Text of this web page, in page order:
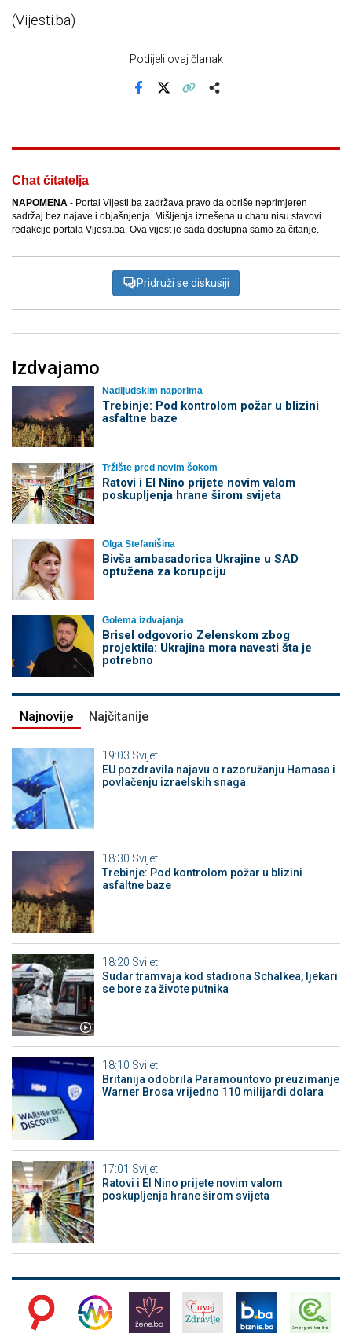
(Vijesti.ba)
Podijeli ovaj članak
Chat čitatelja
NAPOMENA - Portal Vijesti.ba zadržava pravo da obriše neprimjeren
sadržaj bez najave i objašnjenja. Mišljenja iznešena u chatu nisu stavovi
redakcije portala Vijesti.ba. Ova vijest je sada dostupna samo za čitanje.
Pridruži se diskusiji
Izdvajamo
Nadljudskim naporima
Trebinje: Pod kontrolom požar u blizini
asfaltne baze
Tržište pred novim šokom
Ratovi i El Nino prijete novim valom
poskupljenja hrane širom svijeta
Olga Stefanišina
Bivša ambasadorica Ukrajine u SAD
optužena za korupciju
Golema izdvajanja
Brisel odgovorio Zelenskom zbog
projektila: Ukrajina mora navesti šta je
potrebno
Najnovije Najčitanije
19:03 Svijet
EU pozdravila najavu o razoružanju Hamasa i
povlačenju izraelskih snaga
18:30 Svijet
Trebinje: Pod kontrolom požar u blizini
asfaltne baze
18:20 Svijet
Sudar tramvaja kod stadiona Schalkea, ljekari
se bore za živote putnika
18:10 Svijet
Britanija odobrila Paramountovo preuzimanje
Warner Brosa vrijedno 110 milijardi dolara
17:01 Svijet
Ratovi i El Nino prijete novim valom
poskupljenja hrane širom svijeta